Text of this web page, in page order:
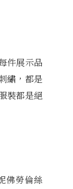
件展示品
繡，都是
裝都是絕
佛勞倫絲